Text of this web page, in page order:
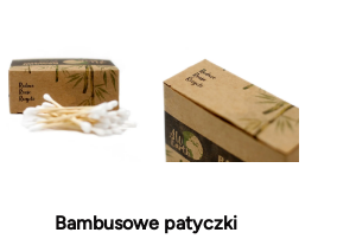
Bambusowe patyczki